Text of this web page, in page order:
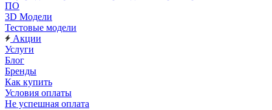
ПО
3D Модели
Тестовые модели
Акции
Услуги
Блог
Бренды
Как купить
Условия оплаты
Не успешная оплата